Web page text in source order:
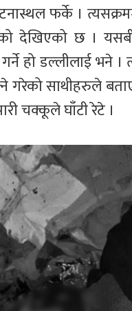
फर्के ।
देखिएको छ ।
हो डल्लीलाई भने
साथीहरुले
चक्कूले घाँटी रेटे ।